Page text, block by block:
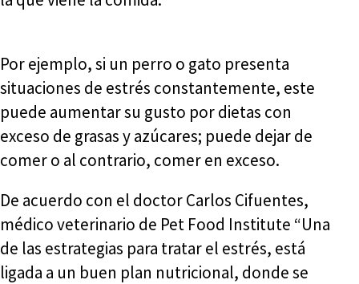
Por ejemplo, si un perro o gato presenta
situaciones de estrés constantemente, este
puede aumentar su gusto por dietas con
exceso de grasas y azúcares; puede dejar de
comer o al contrario, comer en exceso.
De acuerdo con el doctor Carlos Cifuentes,
médico veterinario de Pet Food Institute “Una
de las estrategias para tratar el estrés, está
ligada a un buen plan nutricional, donde se